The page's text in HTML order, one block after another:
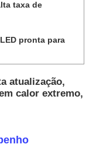
taxa de
pronta para
atualização,
calor extremo,